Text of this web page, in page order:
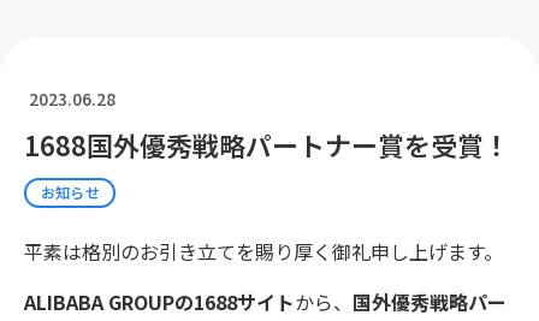
2023.06.28
1688国外優秀戦略パートナー賞を受賞！
お知らせ
平素は格別のお引き立てを賜り厚く御礼申し上げます。
ALIBABA GROUPの1688サイトから、 国外優秀戦略パー